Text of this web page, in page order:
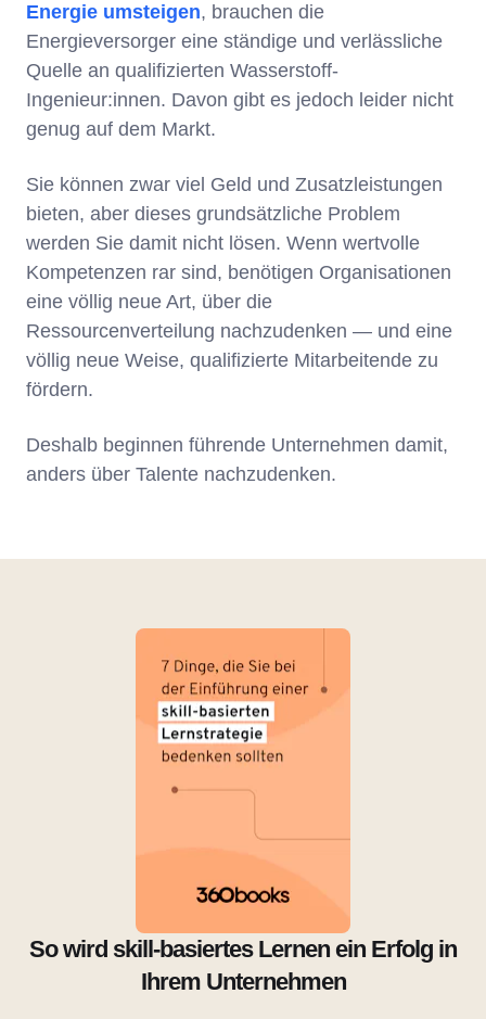
Energie umsteigen, brauchen die
Energieversorger eine ständige und verlässliche
Quelle an qualifizierten Wasserstoff-
Ingenieur:innen. Davon gibt es jedoch leider nicht
genug auf dem Markt.
Sie können zwar viel Geld und Zusatzleistungen
bieten, aber dieses grundsätzliche Problem
werden Sie damit nicht lösen. Wenn wertvolle
Kompetenzen rar sind, benötigen Organisationen
eine völlig neue Art, über die
Ressourcenverteilung nachzudenken — und eine
völlig neue Weise, qualifizierte Mitarbeitende zu
fördern.
Deshalb beginnen führende Unternehmen damit,
anders über Talente nachzudenken.
So wird skill-basiertes Lernen ein Erfolg in
Ihrem Unternehmen